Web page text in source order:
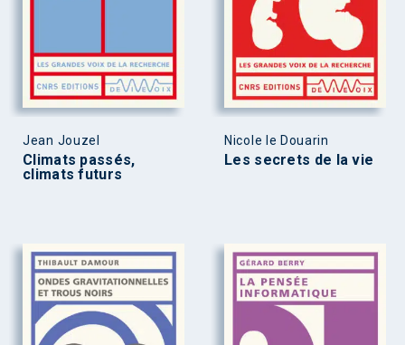
Jean Jouzel
Climats passés,
climats futurs
Nicole le Douarin
Les secrets de la vie